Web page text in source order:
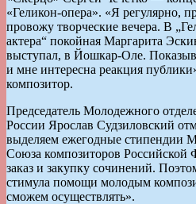
«Геликон-опера». «Я регулярно,
провожу творческие вечера. В
актера“ покойная Маргарита
выступал, в Йошкар-Оле.
и мне интересна реакция
композитор.
Председатель Молодежного
России Ярослав Судзиловский
выделяем ежегодные стипендии
Союза композиторов Российской
заказ и закупку сочинений.
стимула помощи молодым
сможем осуществлять».